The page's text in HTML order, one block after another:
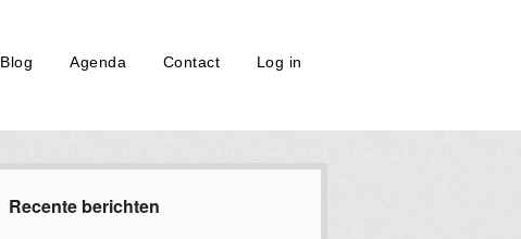
Blog Agenda Contact Log in
Recente berichten